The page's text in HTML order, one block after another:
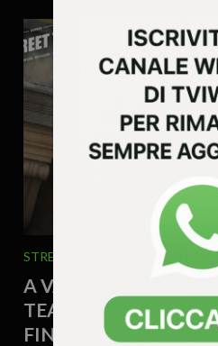
STREET TG 24 Luglio 2026 -
A VALDAGNO
TEATRO, MUSICA,
FINO A SETTEMBRE